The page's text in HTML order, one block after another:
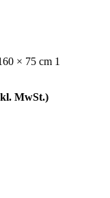
× 75 cm 1
MwSt.)